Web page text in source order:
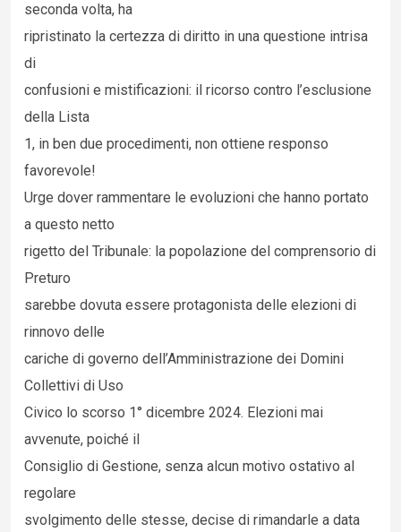
seconda volta, ha
ripristinato la certezza di diritto in una questione intrisa
di
confusioni e mistificazioni: il ricorso contro l’esclusione
della Lista
1, in ben due procedimenti, non ottiene responso
favorevole!
Urge dover rammentare le evoluzioni che hanno portato
a questo netto
rigetto del Tribunale: la popolazione del comprensorio di
Preturo
sarebbe dovuta essere protagonista delle elezioni di
rinnovo delle
cariche di governo dell’Amministrazione dei Domini
Collettivi di Uso
Civico lo scorso 1° dicembre 2024. Elezioni mai
avvenute, poiché il
Consiglio di Gestione, senza alcun motivo ostativo al
regolare
svolgimento delle stesse, decise di rimandarle a data